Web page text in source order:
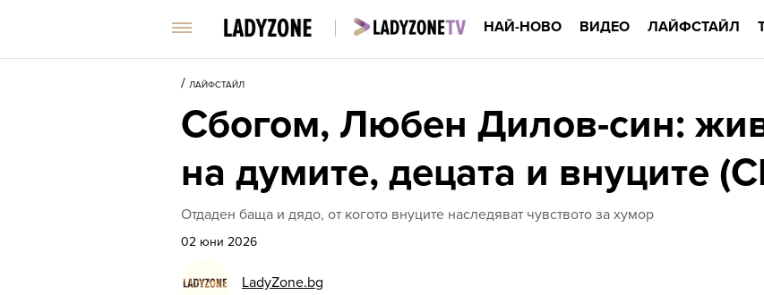
НАЙ-НОВО ВИДЕО ЛАЙФСТАЙЛ
/ ЛАЙФСТАЙЛ
Сбогом, Любен Дилов-син:
на думите, децата и внуците
Отдаден баща и дядо, от когото внуците наследяват чувството за хумор
02 юни 2026
LadyZone.bg